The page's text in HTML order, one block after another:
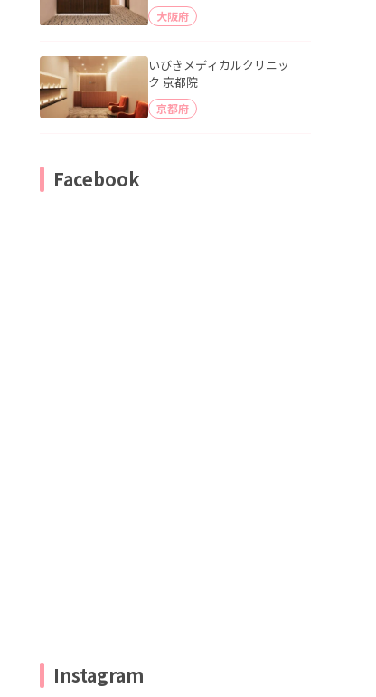
大阪府
いびきメディカルクリニッ
ク 京都院
京都府
Facebook
Instagram